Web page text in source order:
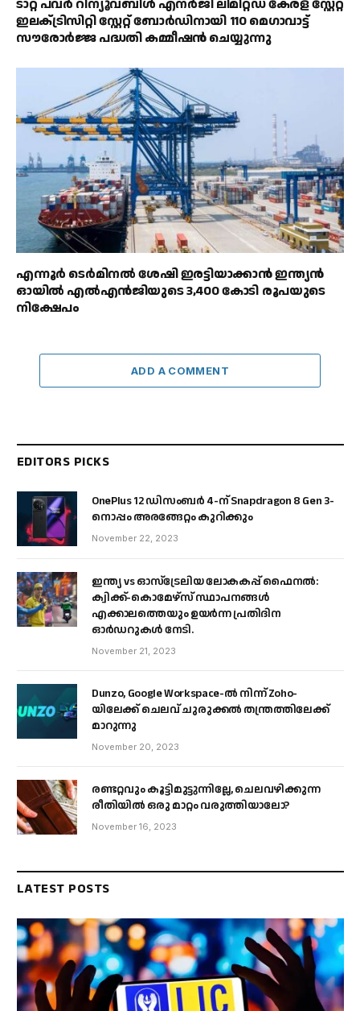
ടാറ്റ പവർ റിന്യൂവബിൾ എനർജി ലിമിറ്റഡ് കേരള സ്റ്റേറ്റ്
ഇലക്‌ട്രിസിറ്റി സ്റ്റേറ്റ് ബോർഡിനായി 110 മെഗാവാട്ട്
സൗരോർജ്ജ പദ്ധതി കമ്മീഷൻ ചെയ്യുന്നു
എന്നൂർ ടെർമിനൽ ശേഷി ഇരട്ടിയാക്കാൻ ഇന്ത്യൻ
ഓയിൽ എൽഎൻജിയുടെ 3,400 കോടി രൂപയുടെ
നിക്ഷേപം
ADD A COMMENT
EDITORS PICKS
OnePlus 12 ഡിസംബർ 4-ന് Snapdragon 8 Gen 3-
നൊപ്പം അരങ്ങേറ്റം കുറിക്കും
November 22, 2023
ഇന്ത്യ vs ഓസ്‌ട്രേലിയ ലോകകപ്പ് ഫൈനൽ:
ക്വിക്ക്-കൊമേഴ്‌സ് സ്ഥാപനങ്ങൾ
എക്കാലത്തെയും ഉയർന്ന പ്രതിദിന
ഓർഡറുകൾ നേടി.
November 21, 2023
Dunzo, Google Workspace-ൽ നിന്ന് Zoho-
യിലേക്ക് ചെലവ് ചുരുക്കൽ തന്ത്രത്തിലേക്ക്
മാറുന്നു
November 20, 2023
രണ്ടറ്റവും കൂട്ടിമുട്ടുന്നില്ലേ, ചെലവഴിക്കുന്ന
രീതിയിൽ ഒരു മാറ്റം വരുത്തിയാലോ?
November 16, 2023
LATEST POSTS